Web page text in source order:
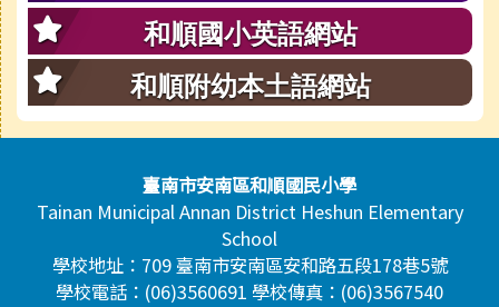
和順國小英語網站
和順附幼本土語網站
頁尾區域內容臺南市安南區和順國民小學
Tainan Municipal Annan District Heshun Elementary
School
學校地址：709 臺南市安南區安和路五段178巷5號
學校電話：(06)3560691 學校傳真：(06)3567540